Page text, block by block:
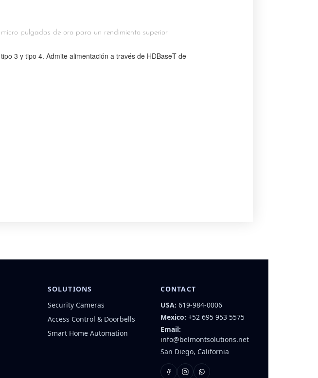
pulgadas de oro para un rendimiento superior
3 y tipo 4. Admite alimentación a través de HDBaseT de
SOLUTIONS
Security Cameras
Access Control & Doorbells
Smart Home Automation
CONTACT
USA: 619-984-0006
Mexico: +52 695 953 5575
Email:
info@belmontsolutions.net
San Diego, California